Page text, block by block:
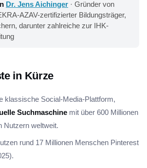
Dr. Jens Aichinger · Gründer von
AZAV-zertifizierter Bildungsträger,
darunter zahlreiche zur IHK-
in Kürze
klassische Social-Media-Plattform,
Suchmaschine mit über 600 Millionen
Nutzern weltweit.
rund 17 Millionen Menschen Pinterest